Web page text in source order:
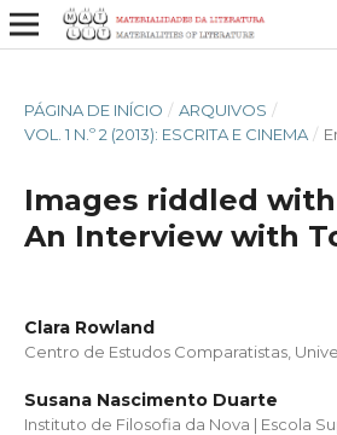
PÁGINA DE INÍCIO / ARQUIVOS /
VOL. 1 N.º 2 (2013): ESCRITA E CINEMA /
Images riddled with
An Interview with
Clara Rowland
Centro de Estudos Comparatistas,
Susana Nascimento Duarte
Instituto de Filosofia da Nova | Escola